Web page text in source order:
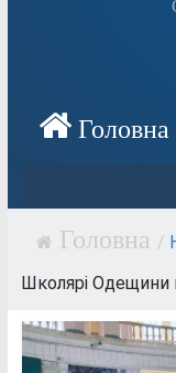
/
Школярі Одещини